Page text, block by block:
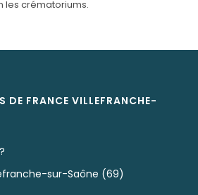
les crématoriums.
DE FRANCE VILLEFRANCHE-
sur-Saône (69)